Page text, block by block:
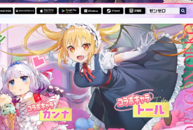
プ
る記事ランキング